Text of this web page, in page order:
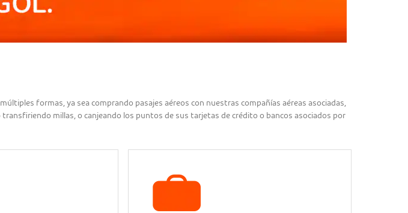
formas, ya sea comprando pasajes aéreos con nuestras compañías aéreas asociadas,
millas, o canjeando los puntos de sus tarjetas de crédito o bancos asociados por